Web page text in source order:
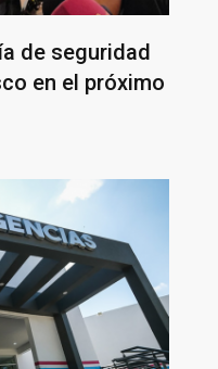
de seguridad
en el próximo